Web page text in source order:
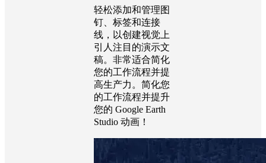
轻松添加和管理图
钉、标签和连接
线，以创建视觉上
引人注目的演示文
稿。非常适合简化
您的工作流程并提
高生产力。简化您
的工作流程并提升
您的 Google Earth
Studio 动画！